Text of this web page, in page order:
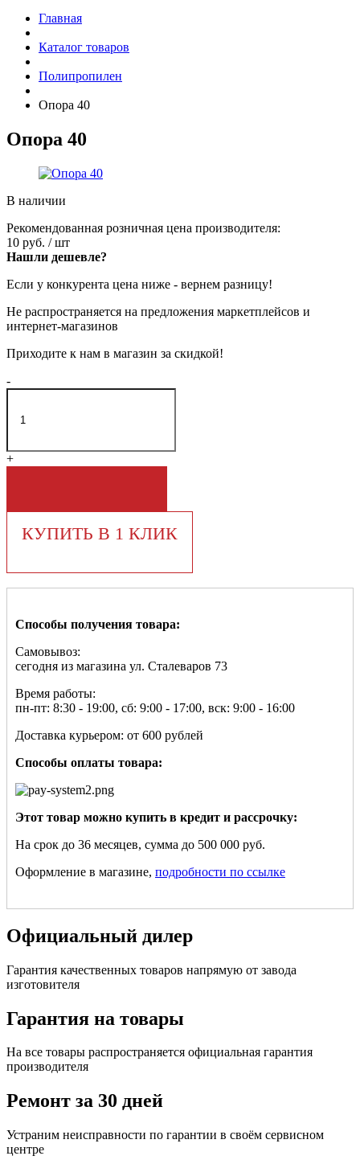
Главная
Каталог товаров
Полипропилен
Опора 40
Опора 40
В наличии
Рекомендованная розничная цена производителя:
10 руб. / шт
Нашли дешевле?
Если у конкурента цена ниже - вернем разницу!
Не распространяется на предложения маркетплейсов и
интернет-магазинов
Приходите к нам в магазин за скидкой!
-
+
КУПИТЬ В 1 КЛИК
Способы получения товара:
Самовывоз:
сегодня из магазина ул. Сталеваров 73
Время работы:
пн-пт: 8:30 - 19:00, сб: 9:00 - 17:00, вск: 9:00 - 16:00
Доставка курьером: от 600 рублей
Способы оплаты товара:
Этот товар можно купить в кредит и рассрочку:
На срок до 36 месяцев, сумма до 500 000 руб.
Оформление в магазине, подробности по ссылке
Официальный дилер
Гарантия качественных товаров напрямую от завода
изготовителя
Гарантия на товары
На все товары распространяется официальная гарантия
производителя
Ремонт за 30 дней
Устраним неисправности по гарантии в своём сервисном
центре